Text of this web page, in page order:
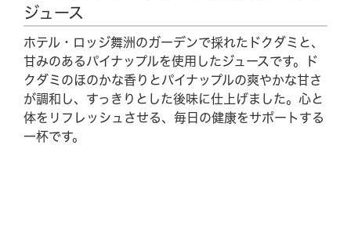
ジュース
ホテル・ロッジ舞洲のガーデンで採れたドクダミと、
甘みのあるパイナップルを使用したジュースです。ド
クダミのほのかな香りとパイナップルの爽やかな甘さ
が調和し、すっきりとした後味に仕上げました。心と
体をリフレッシュさせる、毎日の健康をサポートする
一杯です。